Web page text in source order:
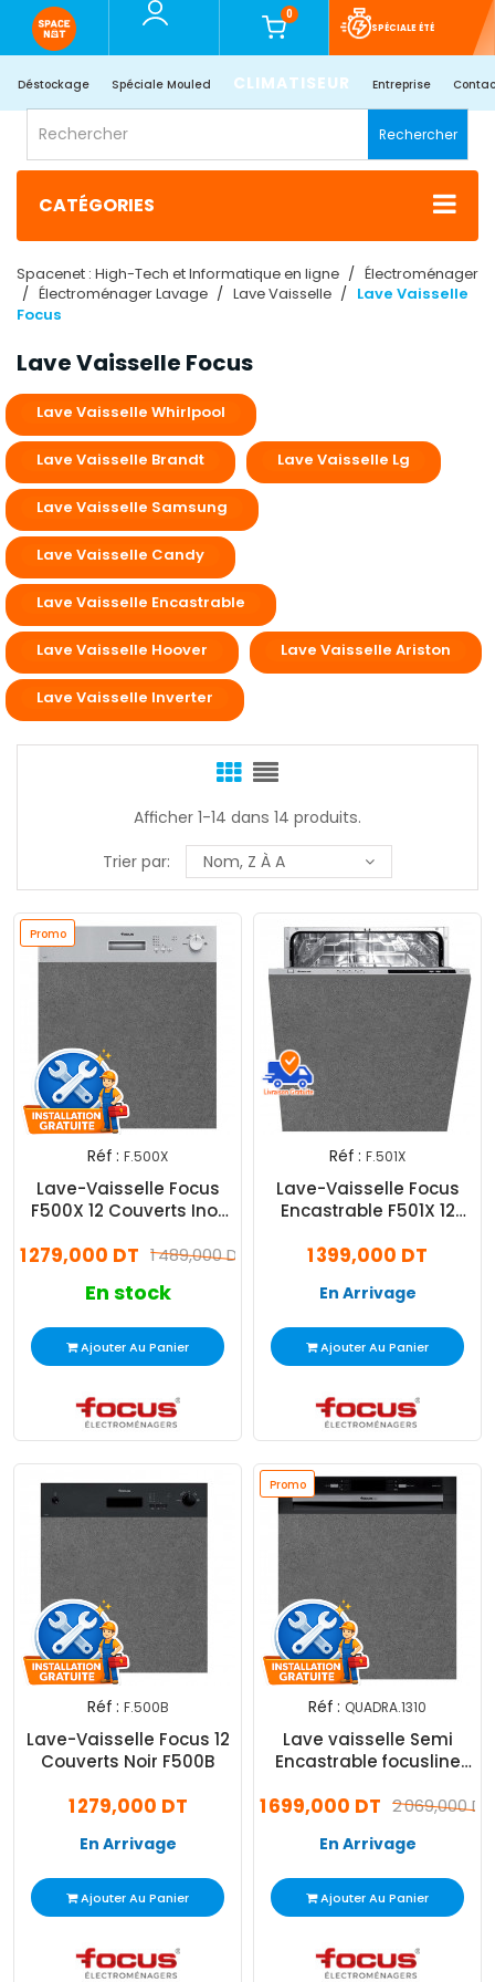
0
SPÉCIALE ÉTÉ
Déstockage Spéciale Mouled CLIMATISEUR Entreprise
Rechercher
CATÉGORIES
Spacenet : High-Tech et Informatique en ligne
Électroménager
Électroménager Lavage
Lave Vaisselle
Lave Vaisselle
Focus
Lave Vaisselle Focus
Lave Vaisselle Whirlpool
Lave Vaisselle Brandt Lave Vaisselle Lg
Lave Vaisselle Samsung
Lave Vaisselle Candy
Lave Vaisselle Encastrable
Lave Vaisselle Hoover Lave Vaisselle Ariston
Lave Vaisselle Inverter
Afficher 1-14 dans 14 produits.
Trier par:
Nom, Z À A
Promo
Réf : F.500X
Lave-Vaisselle Focus
F500X 12 Couverts Inox
1 489,000 DT
1 279,000 DT
En stock
Ajouter Au Panier
Réf : F.501X
Lave-Vaisselle Focus
Encastrable F501X 12
1 399,000 DT
En Arrivage
Ajouter Au Panier
Réf : F.500B
Lave-Vaisselle Focus 12
Couverts Noir F500B
1 279,000 DT
En Arrivage
Ajouter Au Panier
Promo
Réf : QUADRA.1310
Lave vaisselle Semi
Encastrable focusline
Noir Et Inox2 069,000 DT
1 699,000 DT
En Arrivage
Ajouter Au Panier